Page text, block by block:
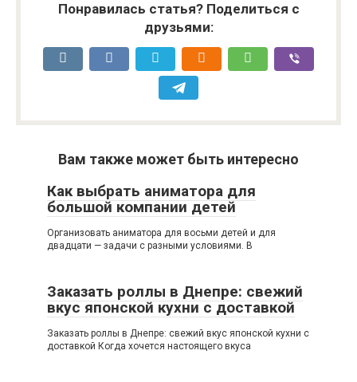
Понравилась статья? Поделиться с
друзьями:
Вам также может быть интересно
Как выбрать аниматора для
большой компании детей
Организовать аниматора для восьми детей и для
двадцати — задачи с разными условиями. В
Заказать роллы в Днепре: свежий
вкус японской кухни с доставкой
Заказать роллы в Днепре: свежий вкус японской кухни с
доставкой Когда хочется настоящего вкуса